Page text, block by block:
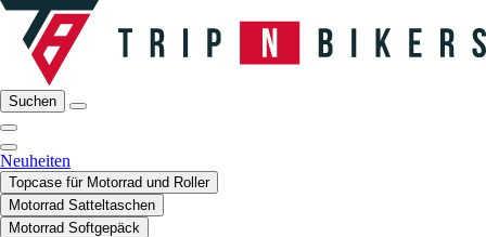
Suchen
Neuheiten
Topcase für Motorrad und Roller
Motorrad Satteltaschen
Motorrad Softgepäck